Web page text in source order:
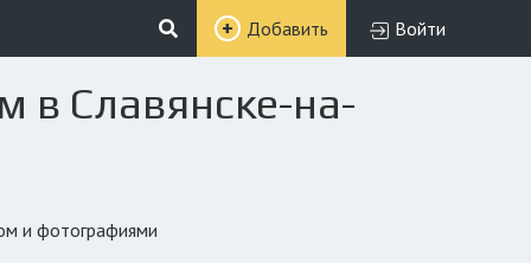
Добавить Войти
в Славянске-на-
и фотографиями